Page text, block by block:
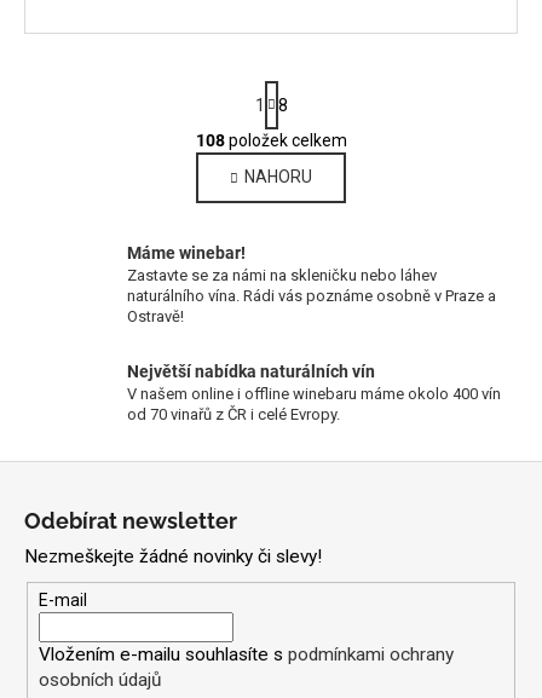
O
v
l
a
p
r
v
p
i
S
t
r
á
n
k
á
n
1
8
108položek celkem
NAHORU
Máme winebar!
Zastavte se za námi na skleničku nebo láhev
naturálního vína. Rádi vás poznáme osobně v Praze a
Ostravě!
Největší nabídka naturálních vín
V našem online i offline winebaru máme okolo 400 vín
od 70 vinařů z ČR i celé Evropy.
Odebírat newsletter
Nezmeškejte žádné novinky či slevy!
E-mail
Vložením e-mailu souhlasíte s podmínkami ochrany
osobních údajů